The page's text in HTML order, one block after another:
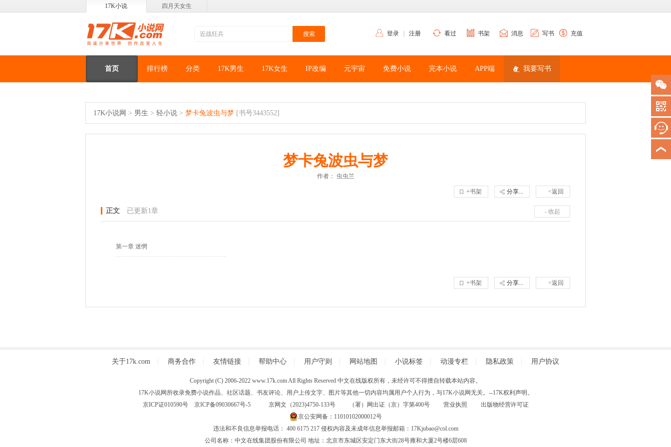
17K小说 四月天女生
登录 注册 看过 书架 消息 写书 充值
首页 排行榜 分类 17K男生 17K女生 IP改编 元宇宙 免费小说 完本小说 APP端 我要写书
17K小说网 > 男生 > 轻小说 > 梦卡兔波虫与梦 [书号3443552]
梦卡兔波虫与梦
作者： 虫虫兰
<返回
分享...
+书架
- 收起
正文 已更新1章
第一章 迷惘
<返回
分享...
+书架
关于17k.com 商务合作 友情链接 帮助中心 用户守则 网站地图 小说标签 动漫专栏 隐私政策 用户协议
Copyright (C) 2006-2022 www.17k.com All Rights Reserved 中文在线版权所有，未经许可不得擅自转载本站内容。
17K小说网所收录免费小说作品、社区话题、书友评论、用户上传文字、图片等其他一切内容均属用户个人行为，与17K小说网无关。--17K权利声明。
京ICP证010590号 京ICP备09030667号-5京网文（2023)4750-133号 （署）网出证（京）字第400号 营业执照
出版物经营许可证
京公安网备：11010102000012号
违法和不良信息举报电话： 400 6175 217 侵权内容及未成年信息举报邮箱：17Kjubao@col.com
公司名称：中文在线集团股份有限公司 地址：北京市东城区安定门东大街28号雍和大厦2号楼6层608